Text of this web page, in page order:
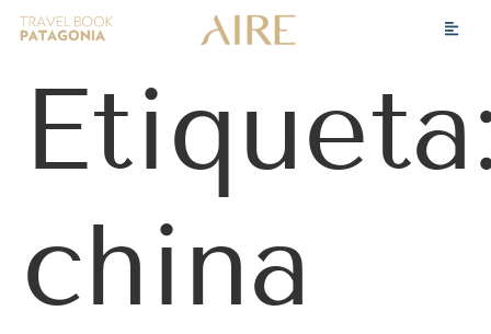
china